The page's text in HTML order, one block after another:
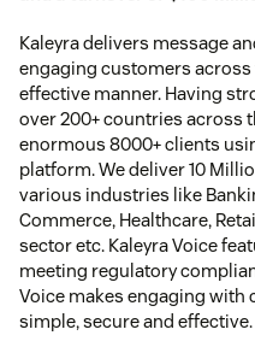
Kaleyra delivers message
engaging customers
effective manner. Having
over 200+ countries across
enormous 8000+ clients
platform. We deliver 10
various industries like
Commerce, Healthcare,
sector etc. Kaleyra Voice
meeting regulatory
Voice makes engaging
simple, secure and effective.